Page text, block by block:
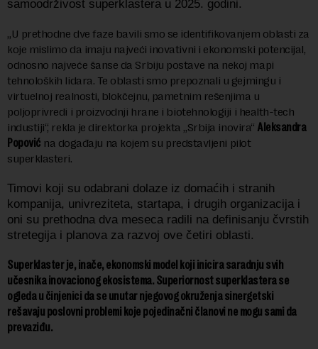
samoodrživost superklastera u 2025. godini.
„U prethodne dve faze bavili smo se identifikovanjem oblasti za
koje mislimo da imaju najveći inovativni i ekonomski potencijal,
odnosno najveće šanse da Srbiju postave na nekoj mapi
tehnoloških lidara. Te oblasti smo prepoznali u gejmingu i
virtuelnoj realnosti, blokčejnu, pametnim rešenjima u
poljoprivredi i proizvodnji hrane i biotehnologiji i health-tech
industiji“, rekla je direktorka projekta „Srbija inovira“ Aleksandra
Popović na događaju na kojem su predstavljeni pilot
superklasteri.
Timovi koji su odabrani dolaze iz domaćih i stranih
kompanija, univreziteta, startapa, i drugih organizacija i
oni su prethodna dva meseca radili na definisanju čvrstih
stretegija i planova za razvoj ove četiri oblasti.
Superklaster je, inače, ekonomski model koji inicira saradnju svih
učesnika inovacionog ekosistema. Superiornost superklastera se
ogleda u činjenici da se unutar njegovog okruženja sinergetski
rešavaju poslovni problemi koje pojedinačni članovi ne mogu sami da
prevaziđu.